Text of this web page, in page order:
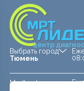
центр
Выбрать город
Тюмень
Medland —